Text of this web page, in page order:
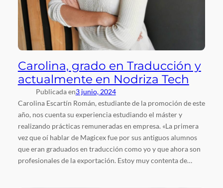
Carolina, grado en Traducción y
actualmente en Nodriza Tech
Publicada en3 junio, 2024
Carolina Escartín Román, estudiante de la promoción de este
año, nos cuenta su experiencia estudiando el máster y
realizando prácticas remuneradas en empresa. «La primera
vez que oí hablar de Magicex fue por sus antiguos alumnos
que eran graduados en traducción como yo y que ahora son
profesionales de la exportación. Estoy muy contenta de…